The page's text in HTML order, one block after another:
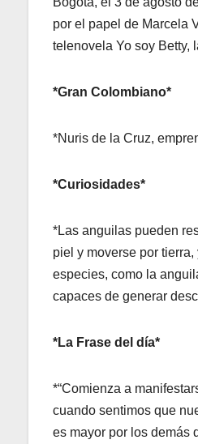
por el papel de Marcela
telenovela Yo soy Betty,
*Gran Colombiano*
*Nuris de la Cruz,
*Curiosidades*
*Las anguilas pueden
piel y moverse por
especies, como la
capaces de generar
*La Frase del día*
*“Comienza a
cuando sentimos que
es mayor por los demás